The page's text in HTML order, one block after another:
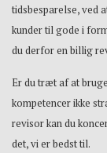
tidsbesparelse, ved
kunder til gode i
du derfor en billig
Er du træt af at
kompetencer ikke
revisor kan du
det, vi er bedst til.​​